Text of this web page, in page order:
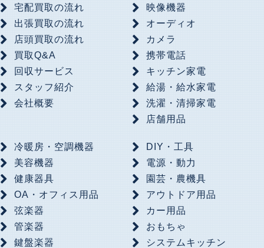
宅配買取の流れ
出張買取の流れ
店頭買取の流れ
買取Q&A
回収サービス
スタッフ紹介
会社概要
映像機器
オーディオ
カメラ
携帯電話
キッチン家電
給湯・給水家電
洗濯・清掃家電
店舗用品
冷暖房・空調機器
美容機器
健康器具
OA・オフィス用品
弦楽器
管楽器
鍵盤楽器
DIY・工具
電源・動力
園芸・農機具
アウトドア用品
カー用品
おもちゃ
システムキッチン